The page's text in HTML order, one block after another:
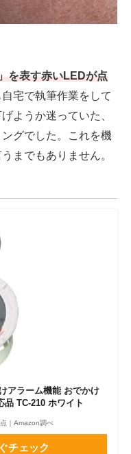
を表す赤いLEDが点
宅で執筆作業をして
ようか迷っていた、
グでした。これを機
までもありません。
アラーム機能 おでかけ
品 TC-210 ホワイト
｜Amazon調べ
チェック